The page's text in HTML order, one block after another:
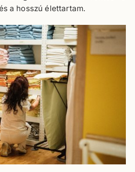
a hosszú élettartam.